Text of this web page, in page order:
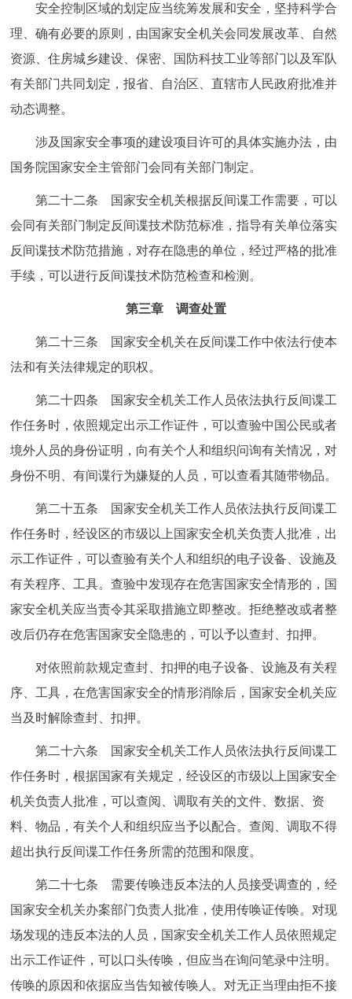
安全控制区域的划定应当统筹发展和安全，坚持科学合
理、确有必要的原则，由国家安全机关会同发展改革、自然
资源、住房城乡建设、保密、国防科技工业等部门以及军队
有关部门共同划定，报省、自治区、直辖市人民政府批准并
动态调整。
涉及国家安全事项的建设项目许可的具体实施办法，由
国务院国家安全主管部门会同有关部门制定。
第二十二条 国家安全机关根据反间谍工作需要，可以
会同有关部门制定反间谍技术防范标准，指导有关单位落实
反间谍技术防范措施，对存在隐患的单位，经过严格的批准
手续，可以进行反间谍技术防范检查和检测。
第三章 调查处置
第二十三条 国家安全机关在反间谍工作中依法行使本
法和有关法律规定的职权。
第二十四条 国家安全机关工作人员依法执行反间谍工
作任务时，依照规定出示工作证件，可以查验中国公民或者
境外人员的身份证明，向有关个人和组织问询有关情况，对
身份不明、有间谍行为嫌疑的人员，可以查看其随带物品。
第二十五条 国家安全机关工作人员依法执行反间谍工
作任务时，经设区的市级以上国家安全机关负责人批准，出
示工作证件，可以查验有关个人和组织的电子设备、设施及
有关程序、工具。查验中发现存在危害国家安全情形的，国
家安全机关应当责令其采取措施立即整改。拒绝整改或者整
改后仍存在危害国家安全隐患的，可以予以查封、扣押。
对依照前款规定查封、扣押的电子设备、设施及有关程
序、工具，在危害国家安全的情形消除后，国家安全机关应
当及时解除查封、扣押。
第二十六条 国家安全机关工作人员依法执行反间谍工
作任务时，根据国家有关规定，经设区的市级以上国家安全
机关负责人批准，可以查阅、调取有关的文件、数据、资
料、物品，有关个人和组织应当予以配合。查阅、调取不得
超出执行反间谍工作任务所需的范围和限度。
第二十七条 需要传唤违反本法的人员接受调查的，经
国家安全机关办案部门负责人批准，使用传唤证传唤。对现
场发现的违反本法的人员，国家安全机关工作人员依照规定
出示工作证件，可以口头传唤，但应当在询问笔录中注明。
传唤的原因和依据应当告知被传唤人。对无正当理由拒不接